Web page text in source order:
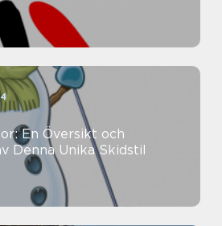
En Översikt och
Denna Unika Skidstil